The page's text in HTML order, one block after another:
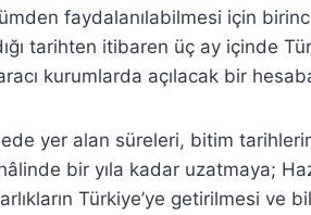
faydalanılabilmesi için
tarihten itibaren üç ay içinde
kurumlarda açılacak bir
yer alan süreleri, bitim
bir yıla kadar uzatmaya;
Türkiye’ye getirilmesi ve